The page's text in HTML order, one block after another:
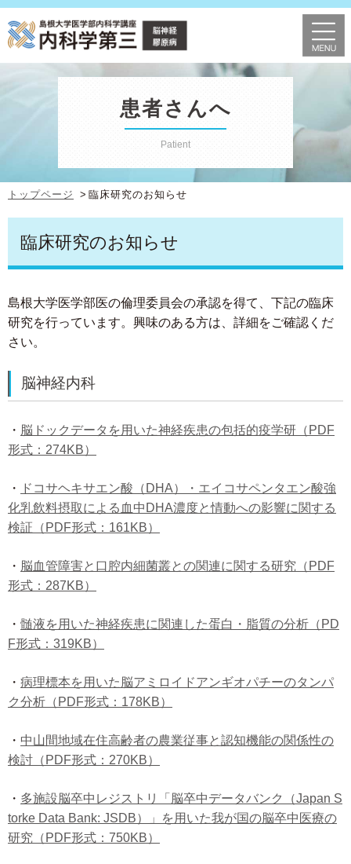
患者さんへ
Patient
トップページ 臨床研究のお知らせ
臨床研究のお知らせ
島根大学医学部医の倫理委員会の承認を得て、下記の臨床
研究を行っています。興味のある方は、詳細をご確認くだ
さい。
脳神経内科
・ 脳ドックデータを用いた神経疾患の包括的疫学研（PDF
形式： 274KB）
・
ドコサヘキサエン酸（DHA）・エイコサペンタエン酸強
化乳飲料摂取による血中DHA濃度と情動への影響に関する
検証（PDF形式：161KB）
・ 脳血管障害と口腔内細菌叢との関連に関する研究（PDF
形式：287KB）
・ 髄液を用いた神経疾患に関連した蛋白・脂質の分析（PD
F形式：319KB）
・ 病理標本を用いた脳アミロイドアンギオパチーのタンパ
ク分析（PDF形式：178KB）
・ 中山間地域在住高齢者の農業従事と認知機能の関係性の
検討（PDF形式：270KB）
・ 多施設脳卒中レジストリ「脳卒中データバンク（Japan S
torke Data Bank: JSDB）」を用いた我が国の脳卒中医療の
研究（PDF形式：750KB）